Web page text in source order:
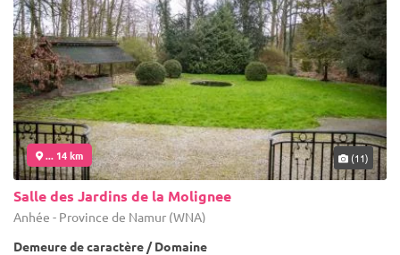
... 14 km (11)
Salle des Jardins de la Molignee
Anhée - Province de Namur (WNA)
Demeure de caractère / Domaine